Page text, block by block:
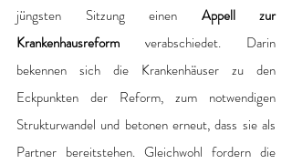
jüngsten Sitzung einen Appell zur
Krankenhausreform verabschiedet. Darin
bekennen sich die Krankenhäuser zu den
Eckpunkten der Reform, zum notwendigen
Strukturwandel und betonen erneut, dass sie als
Partner bereitstehen. Gleichwohl fordern die